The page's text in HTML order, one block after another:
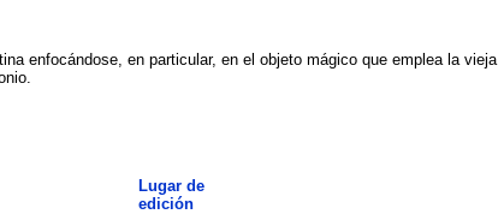
enfocándose, en particular, en el objeto mágico que emplea la
Lugar de
edición